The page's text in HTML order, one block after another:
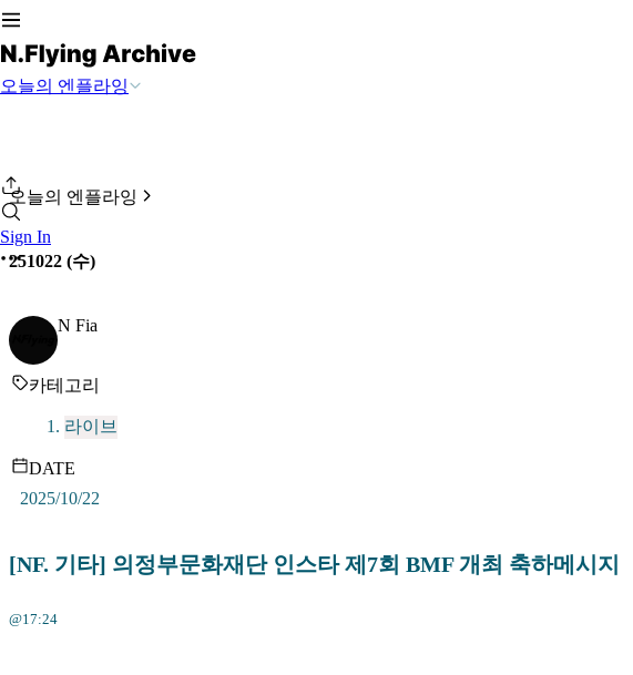
오늘의 엔플라잉
Sign In
오늘의 엔플라잉
251022 (수)
N Fia
카테고리
라이브
DATE
2025/10/22
[NF. 기타] 의정부문화재단 인스타 제7회 BMF 개최 축하메시지
@17:24